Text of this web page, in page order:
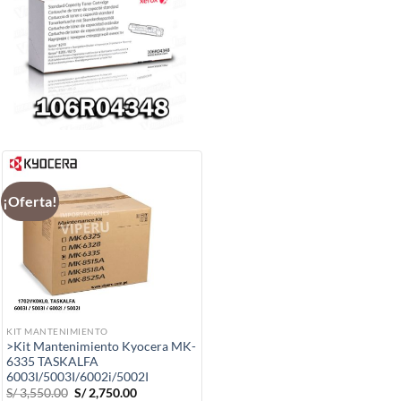
¡Oferta!
KIT MANTENIMIENTO
>Kit Mantenimiento Kyocera MK-
6335 TASKALFA
6003I/5003I/6002i/5002I
S/3,550.00 El
S/2,750.00El